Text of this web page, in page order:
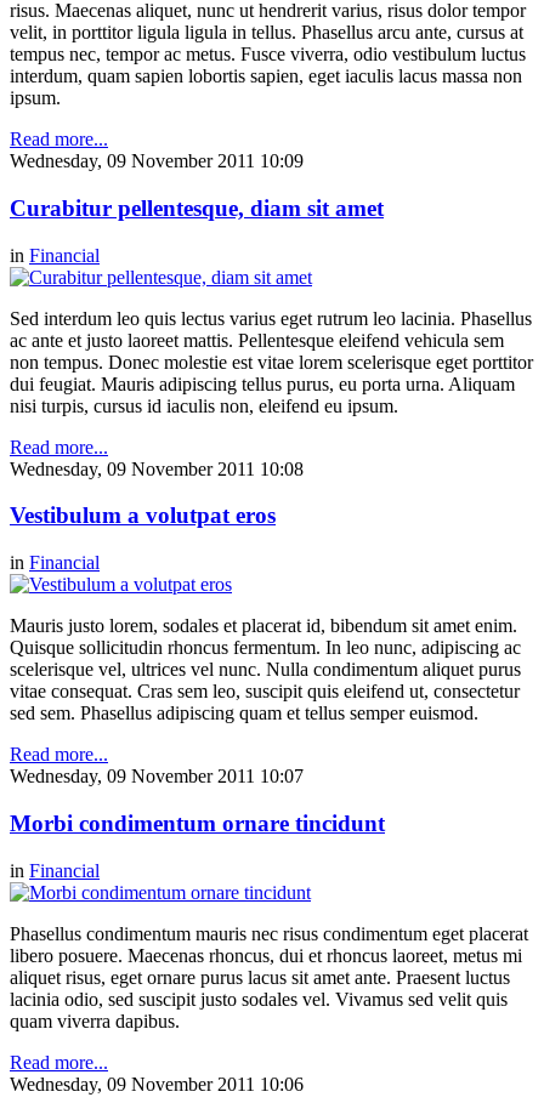
risus. Maecenas aliquet, nunc ut hendrerit varius, risus dolor tempor
velit, in porttitor ligula ligula in tellus. Phasellus arcu ante, cursus at
tempus nec, tempor ac metus. Fusce viverra, odio vestibulum luctus
interdum, quam sapien lobortis sapien, eget iaculis lacus massa non
ipsum.
Read more...
Wednesday, 09 November 2011 10:09
Curabitur pellentesque, diam sit amet
in Financial
Sed interdum leo quis lectus varius eget rutrum leo lacinia. Phasellus
ac ante et justo laoreet mattis. Pellentesque eleifend vehicula sem
non tempus. Donec molestie est vitae lorem scelerisque eget porttitor
dui feugiat. Mauris adipiscing tellus purus, eu porta urna. Aliquam
nisi turpis, cursus id iaculis non, eleifend eu ipsum.
Read more...
Wednesday, 09 November 2011 10:08
Vestibulum a volutpat eros
in Financial
Mauris justo lorem, sodales et placerat id, bibendum sit amet enim.
Quisque sollicitudin rhoncus fermentum. In leo nunc, adipiscing ac
scelerisque vel, ultrices vel nunc. Nulla condimentum aliquet purus
vitae consequat. Cras sem leo, suscipit quis eleifend ut, consectetur
sed sem. Phasellus adipiscing quam et tellus semper euismod.
Read more...
Wednesday, 09 November 2011 10:07
Morbi condimentum ornare tincidunt
in Financial
Phasellus condimentum mauris nec risus condimentum eget placerat
libero posuere. Maecenas rhoncus, dui et rhoncus laoreet, metus mi
aliquet risus, eget ornare purus lacus sit amet ante. Praesent luctus
lacinia odio, sed suscipit justo sodales vel. Vivamus sed velit quis
quam viverra dapibus.
Read more...
Wednesday, 09 November 2011 10:06